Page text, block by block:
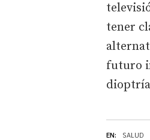
EN: SALUD
tener
futuro